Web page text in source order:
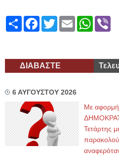
ShareFacebook
TwitterEmail
ΔΙΑΒΑΣΤΕ
6 ΑΥΓΟΥΣΤΟΥ 2026
Με αφορμή
Τετάρτης